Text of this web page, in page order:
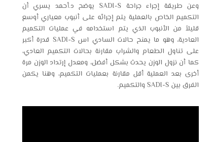
وعن طريقة إجراء جراحة SADI-S
يوضح د.أحمد يسري أن
التكميم الخاص بالعملية يتم إجرائه على أنبوب معياري أوسع
قليلاً من الأنبوب الذي يتم استخدامه في عمليات التكميم
العادية، وهو ما يمنح حالات السادي اس SADI-S
قدرة أكبر
على تناول الطعام والشراب مقارنة بحالات التكميم العادي،
كما أن نزول الوزن يحدث بشكل أفضل، ومعدل إرتداد الوزن مرة
أخرى بعد العملية أقل مقارنة بعمليات التكميم، وهنا يكمن
الفرق بين SADI-S والتكميم.